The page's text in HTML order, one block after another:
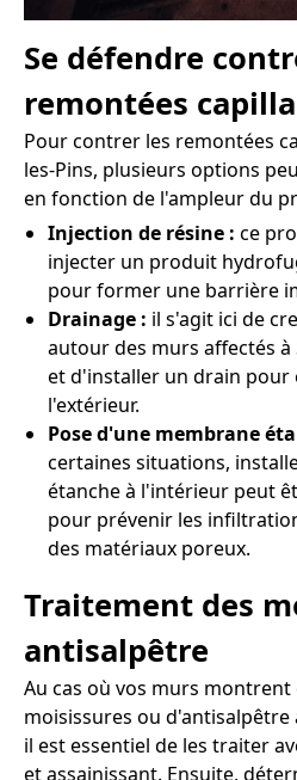
Se défendre
remontées
Pour contrer les remontées
les-Pins, plusieurs options
en fonction de l'ampleur du
Injection de résine : ce
injecter un produit
pour former une barrière
Drainage : il s'agit ici de
autour des murs affectés à
et d'installer un drain pour
l'extérieur.
Pose d'une membrane
certaines situations,
étanche à l'intérieur peut
pour prévenir les
des matériaux poreux.
Traitement des
antisalpêtre
Au cas où vos murs montrent
moisissures ou d'antisalpêtre
il est essentiel de les traiter
et assainissant. Ensuite,